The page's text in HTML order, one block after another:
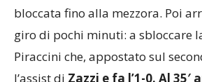
diverse buone occasioni, ma la
bloccata fino alla mezzora. Poi
giro di pochi minuti: a sbloccare
Piraccini che, appostato sul